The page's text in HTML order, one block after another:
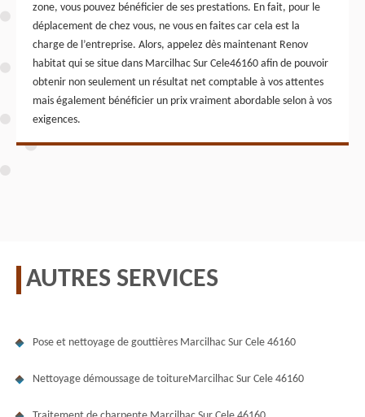
zone, vous pouvez bénéficier de ses prestations. En fait, pour le
déplacement de chez vous, ne vous en faites car cela est la
charge de l’entreprise. Alors, appelez dès maintenant Renov
habitat qui se situe dans Marcilhac Sur Cele46160 afin de pouvoir
obtenir non seulement un résultat net comptable à vos attentes
mais également bénéficier un prix vraiment abordable selon à vos
exigences.
AUTRES SERVICES
Pose et nettoyage de gouttières Marcilhac Sur Cele 46160
Nettoyage démoussage de toitureMarcilhac Sur Cele 46160